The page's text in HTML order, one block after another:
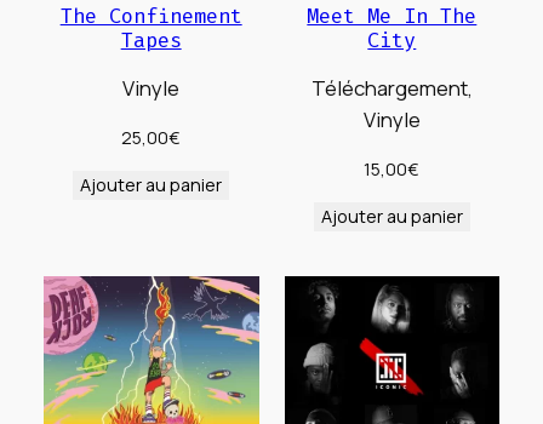
The Confinement
Tapes
Vinyle
25,00€
Ajouter au panier
Meet Me In The
City
Téléchargement,
Vinyle
15,00€
Ajouter au panier